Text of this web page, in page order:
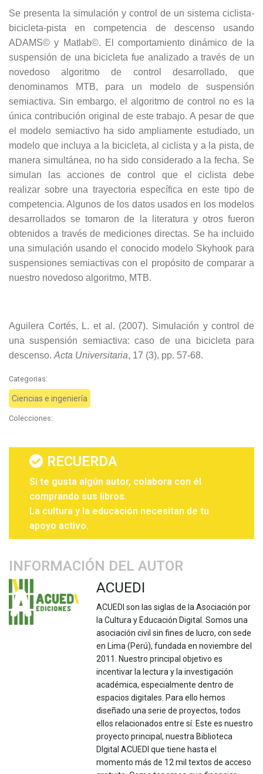
Se presenta la simulación y control de un sistema ciclista-
bicicleta-pista en competencia de descenso usando
ADAMS© y Matlab©. El comportamiento dinámico de la
suspensión de una bicicleta fue analizado a través de un
novedoso algoritmo de control desarrollado, que
denominamos MTB, para un modelo de suspensión
semiactiva. Sin embargo, el algoritmo de control no es la
única contribución original de este trabajo. A pesar de que
el modelo semiactivo ha sido ampliamente estudiado, un
modelo que incluya a la bicicleta, al ciclista y a la pista, de
manera simultánea, no ha sido considerado a la fecha. Se
simulan las acciones de control que el ciclista debe
realizar sobre una trayectoria específica en este tipo de
competencia. Algunos de los datos usados en los modelos
desarrollados se tomaron de la literatura y otros fueron
obtenidos a través de mediciones directas. Se ha incluido
una simulación usando el conocido modelo Skyhook para
suspensiones semiactivas con el propósito de comparar a
nuestro novedoso algoritmo, MTB.
Aguilera Cortés, L. et al. (2007). Simulación y control de
una suspensión semiactiva: caso de una bicicleta para
descenso. Acta Universitaria, 17 (3), pp. 57-68.
Categorias:
Ciencias e ingeniería
Colecciones:
RECUERDA
Si te gusta algún autor, colabora con él
comprando sus libros.
La cultura y la educación necesitan de tu
apoyo activo.
INFORMACIÓN DEL AUTOR
ACUEDI
ACUEDI son las siglas de la Asociación por
la Cultura y Educación Digital. Somos una
asociación civil sin fines de lucro, con sede
en Lima (Perú), fundada en noviembre del
2011. Nuestro principal objetivo es
incentivar la lectura y la investigación
académica, especialmente dentro de
espacios digitales. Para ello hemos
diseñado una serie de proyectos, todos
ellos relacionados entre sí. Este es nuestro
proyecto principal, nuestra Biblioteca
DIgital ACUEDI que tiene hasta el
momento más de 12 mil textos de acceso